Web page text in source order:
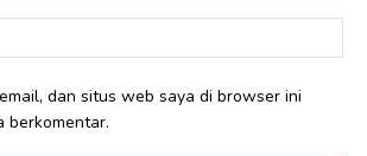
dan situs web saya di browser ini
berkomentar.